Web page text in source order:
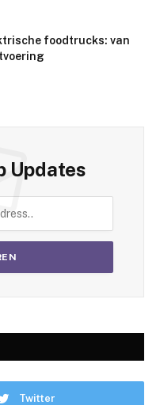
foodtrucks: van
Updates
Twitter